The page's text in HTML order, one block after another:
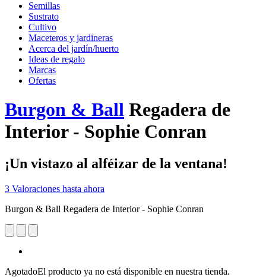
Semillas
Sustrato
Cultivo
Maceteros y jardineras
Acerca del jardín/huerto
Ideas de regalo
Marcas
Ofertas
Burgon & Ball Regadera de
Interior - Sophie Conran
¡Un vistazo al alféizar de la ventana!
3 Valoraciones hasta ahora
Burgon & Ball Regadera de Interior - Sophie Conran
AgotadoEl producto ya no está disponible en nuestra tienda.